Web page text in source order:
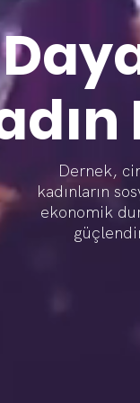
Dernek,
kadınların
ekonomik